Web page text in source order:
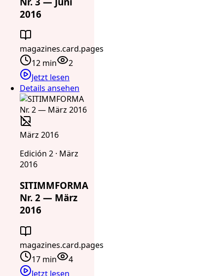
2016
magazines.card.pages
12 min
2
Jetzt lesen
Details ansehen
März 2016
Edición 2 · März
2016
SITIMMFORMA
Nr. 2 — März
2016
magazines.card.pages
17 min
4
Jetzt lesen